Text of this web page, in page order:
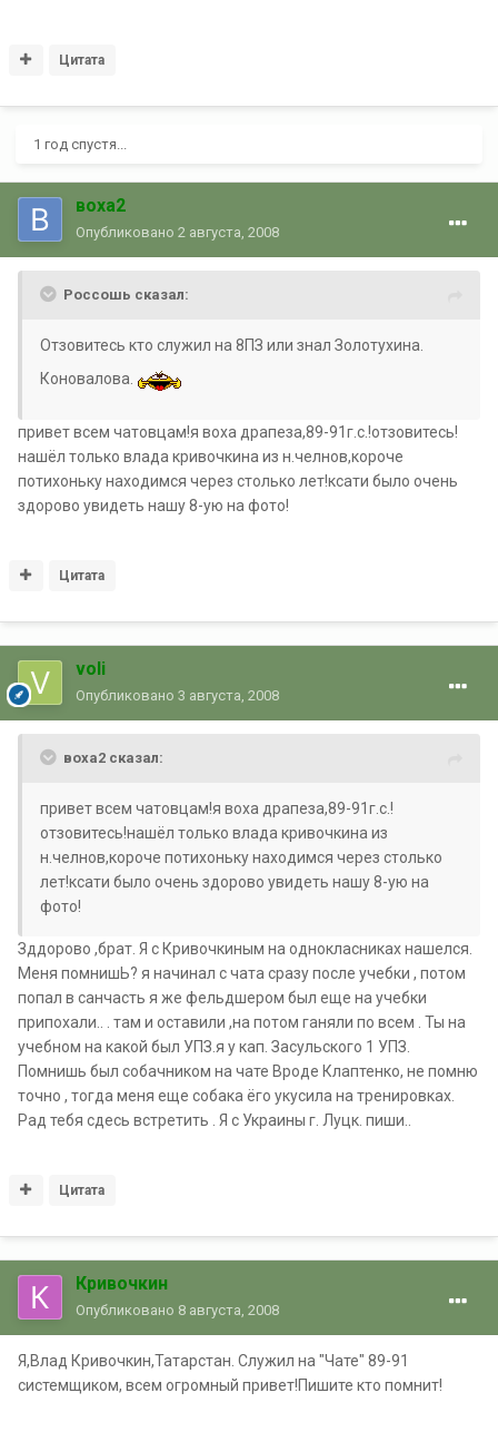
Цитата
1 год спустя...
воха2
Опубликовано 2 августа, 2008
Россошь сказал:
Отзовитесь кто служил на 8ПЗ или знал Золотухина.
Коновалова.
привет всем чатовцам!я воха драпеза,89-91г.с.!отзовитесь!
нашёл только влада кривочкина из н.челнов,короче
потихоньку находимся через столько лет!ксати было очень
здорово увидеть нашу 8-ую на фото!
Цитата
voli
Опубликовано 3 августа, 2008
воха2 сказал:
привет всем чатовцам!я воха драпеза,89-91г.с.!
отзовитесь!нашёл только влада кривочкина из
н.челнов,короче потихоньку находимся через столько
лет!ксати было очень здорово увидеть нашу 8-ую на
фото!
Зддорово ,брат. Я с Кривочкиным на однокласниках нашелся.
Меня помнишЬ? я начинал с чата сразу после учебки , потом
попал в санчасть я же фельдшером был еще на учебки
припохали.. . там и оставили ,на потом ганяли по всем . Ты на
учебном на какой был УПЗ.я у кап. Засульского 1 УПЗ.
Помнишь был собачником на чате Вроде Клаптенко, не помню
точно , тогда меня еще собака ёго укусила на тренировках.
Рад тебя сдесь встретить . Я с Украины г. Луцк. пиши..
Цитата
Кривочкин
Опубликовано 8 августа, 2008
Я,Влад Кривочкин,Татарстан. Служил на "Чате" 89-91
системщиком, всем огромный привет!Пишите кто помнит!